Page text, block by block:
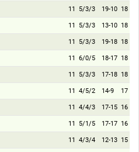
11 5/3/3 19-10 18
11 5/3/3 13-10 18
11 5/3/3 19-18 18
11 6/0/5 18-17 18
11 5/3/3 17-18 18
11 4/5/2 14-9 17
11 4/4/3 17-15 16
11 5/1/5 17-17 16
11 4/3/4 12-13 15